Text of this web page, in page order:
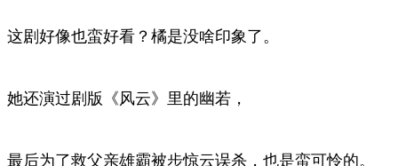
这剧好像也蛮好看？橘是没啥印象了。
她还演过剧版《风云》里的幽若，
最后为了救父亲雄霸被步惊云误杀，也是蛮可怜的。